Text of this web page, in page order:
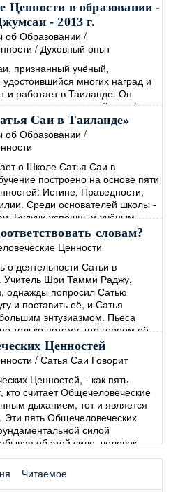
Ценности в образовании -
- 2013 г.
Образовании /
/Духовный опыт
признанный учёный,
удостоившийся многих наград и
и работает в Таиланде. Он
директором известной во всём
основанной на
В своём выступлении,
в 2013 году, доктор Арт
о том, как интегрировать
в образование, а также о
→
Саи в Таиланде»
Образовании /
о Школе Сатья Саи в
построено на основе пяти
Истине, Праведности,
Среди основателей школы -
Будучи успешным учёным,
деятелем, доктор Джумсаи
школы на протяжении более
начиная с
программы и заканчивая
на→
словам?
Ценности
деятельности Сатьи в
Учитель Шри Тамми Раджу,
однажды попросил Сатью
и поставить её, и Сатья
энтузиазмом. Пьеса
только потому, что героем её
Сам Сатья, но, главным
темой был извечный
состоящее в том, что
Ценностей
/Сатья Саи Говорит
Ценностей, - как пять
кто считает Общечеловеческие
дыханием, тот и является
пять Общечеловеческих
силой
об этой силе, человек
силы мирские. В древние
что пять Общечеловеческих
Покоя и процветания во
Читаемое